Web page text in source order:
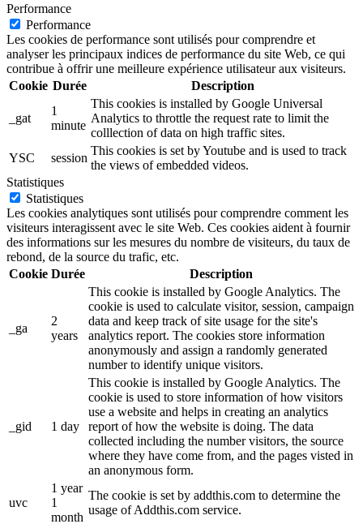
Performance
Performance
Les cookies de performance sont utilisés pour comprendre et
analyser les principaux indices de performance du site Web, ce qui
contribue à offrir une meilleure expérience utilisateur aux visiteurs.
Cookie Durée Description
_gat
1
minute
This cookies is installed by Google Universal
Analytics to throttle the request rate to limit the
colllection of data on high traffic sites.
YSC
session
This cookies is set by Youtube and is used to track
the views of embedded videos.
Statistiques
Statistiques
Les cookies analytiques sont utilisés pour comprendre comment les
visiteurs interagissent avec le site Web. Ces cookies aident à fournir
des informations sur les mesures du nombre de visiteurs, du taux de
rebond, de la source du trafic, etc.
Cookie Durée Description
_ga
2
years
This cookie is installed by Google Analytics. The
cookie is used to calculate visitor, session, campaign
data and keep track of site usage for the site's
analytics report. The cookies store information
anonymously and assign a randomly generated
number to identify unique visitors.
_gid 1 day
This cookie is installed by Google Analytics. The
cookie is used to store information of how visitors
use a website and helps in creating an analytics
report of how the website is doing. The data
collected including the number visitors, the source
where they have come from, and the pages visted in
an anonymous form.
uvc
1 year
1
month
The cookie is set by addthis.com to determine the
usage of Addthis.com service.